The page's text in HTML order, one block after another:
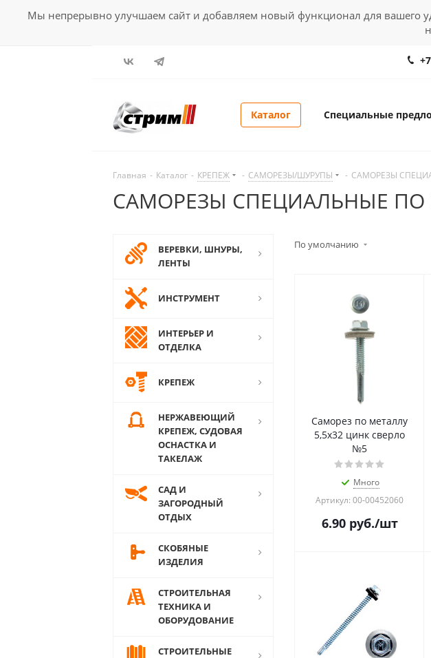
Мы непрерывно улучшаем сайт и добавляем новый функционал для вашего
Каталог Специальные
Главная - Каталог - КРЕПЕЖ - САМОРЕЗЫ/ШУРУПЫ - САМОРЕЗЫ
САМОРЕЗЫ СПЕЦИАЛЬНЫЕ ПО
По умолчанию
Саморез по металлу
5,5х32 цинк сверло
№5
Много
Артикул: 00-00452060
6.90руб./шт
ВЕРЕВКИ, ШНУРЫ,
ЛЕНТЫ
ИНСТРУМЕНТ
ИНТЕРЬЕР И
ОТДЕЛКА
КРЕПЕЖ
НЕРЖАВЕЮЩИЙ
КРЕПЕЖ, СУДОВАЯ
ОСНАСТКА И
ТАКЕЛАЖ
САД И
ЗАГОРОДНЫЙ
ОТДЫХ
СКОБЯНЫЕ
ИЗДЕЛИЯ
СТРОИТЕЛЬНАЯ
ТЕХНИКА И
ОБОРУДОВАНИЕ
СТРОИТЕЛЬНЫЕ